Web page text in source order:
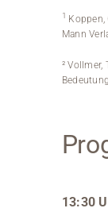
1 Koppen,
Mann
²
13:30